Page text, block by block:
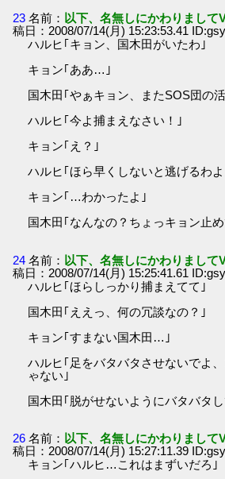
23 名前： 以下、名無しにかわりまして
稿日：2008/07/14(月) 15:23:53.41
ハルヒ｢キョン、国木田がいたわ｣
キョン｢ああ…｣
国木田｢やぁキョン、またSOS団の
ハルヒ｢今よ捕まえなさい！｣
キョン｢え？｣
ハルヒ｢ほら早くしないと逃げるわよ
キョン｢…わかったよ｣
国木田｢なんなの？ちょっキョン止
24 名前： 以下、名無しにかわりまして
稿日：2008/07/14(月) 15:25:41.61
ハルヒ｢ほらしっかり捕まえてて｣
国木田｢ええっ、何の冗談なの？｣
キョン｢すまない国木田…｣
ハルヒ｢足をバタバタさせないでよ
ゃない｣
国木田｢脱がせないようにバタバタ
26 名前： 以下、名無しにかわりまして
稿日：2008/07/14(月) 15:27:11.39
キョン｢ハルヒ…これはまずいだろ｣